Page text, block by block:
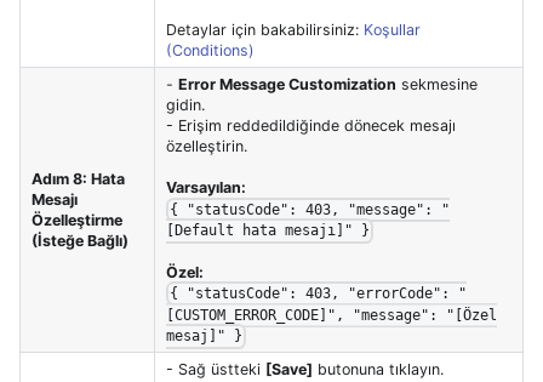
Detaylar için bakabilirsiniz: Koşullar
(Conditions)
Adım 8: Hata
Mesajı
Özelleştirme
(İsteğe Bağlı)
- Error Message Customization sekmesine
gidin.
- Erişim reddedildiğinde dönecek mesajı
özelleştirin.
Varsayılan:
{ "statusCode": 403, "message": "
[Default hata mesajı]" }
Özel:
{ "statusCode": 403, "errorCode": "
[CUSTOM_ERROR_CODE]", "message": "[Özel
mesaj]" }
- Sağ üstteki [Save] butonuna tıklayın.